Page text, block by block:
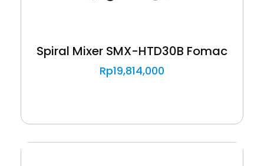
Spiral Mixer SMX-HTD30B Fomac
Rp19,814,000